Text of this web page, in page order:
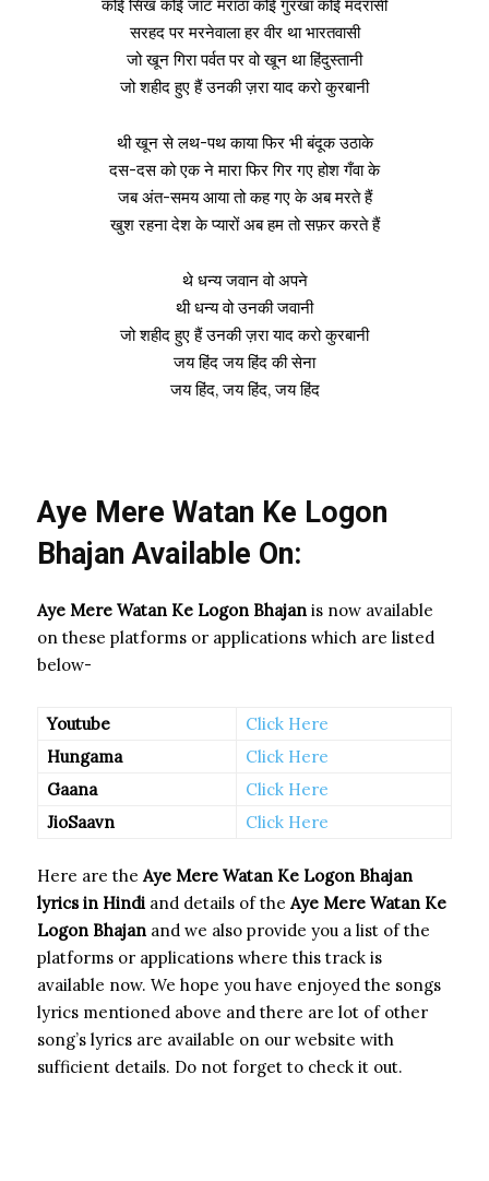
कोई सिख कोई जाट मराठा कोई गुरखा कोई मदरासी
सरहद पर मरनेवाला हर वीर था भारतवासी
जो खून गिरा पर्वत पर वो खून था हिंदुस्तानी
जो शहीद हुए हैं उनकी ज़रा याद करो कुरबानी
थी खून से लथ-पथ काया फिर भी बंदूक उठाके
दस-दस को एक ने मारा फिर गिर गए होश गँवा के
जब अंत-समय आया तो कह गए के अब मरते हैं
खुश रहना देश के प्यारों अब हम तो सफ़र करते हैं
थे धन्य जवान वो अपने
थी धन्य वो उनकी जवानी
जो शहीद हुए हैं उनकी ज़रा याद करो कुरबानी
जय हिंद जय हिंद की सेना
जय हिंद, जय हिंद, जय हिंद
Aye Mere Watan Ke Logon
Bhajan Available On:
Aye Mere Watan Ke Logon Bhajan is now available
on these platforms or applications which are listed
below-
Youtube
Click Here
Hungama
Click Here
Gaana
Click Here
JioSaavn
Click Here
Here are the Aye Mere Watan Ke Logon Bhajan
lyrics in Hindi and details of the Aye Mere Watan Ke
Logon Bhajan and we also provide you a list of the
platforms or applications where this track is
available now. We hope you have enjoyed the songs
lyrics mentioned above and there are lot of other
song’s lyrics are available on our website with
sufficient details. Do not forget to check it out.